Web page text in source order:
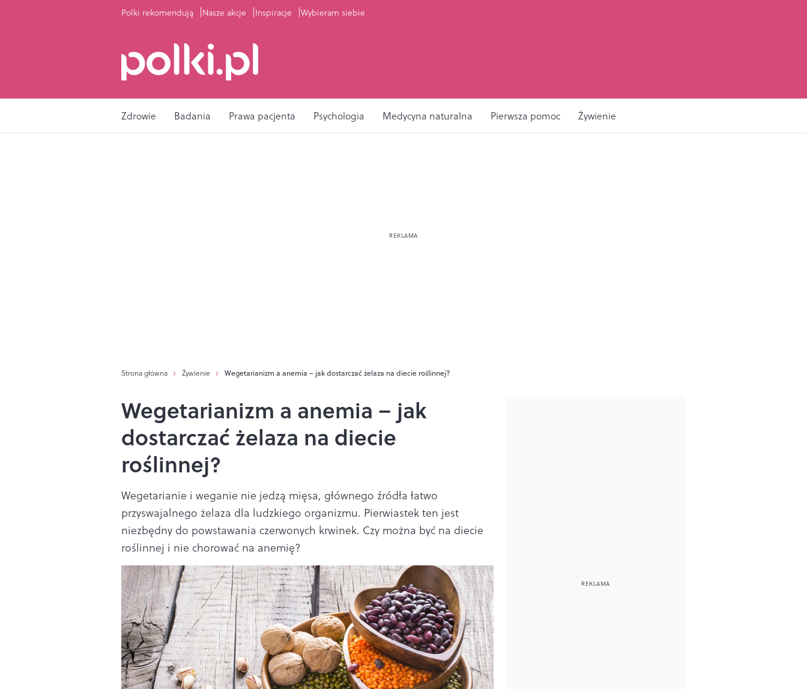
Polki rekomendują Nasze akcje Inspiracje Wybieram siebie
Zdrowie Badania Prawa pacjenta Psychologia Medycyna naturalna Pierwsza pomoc Żywienie
Strona główna Żywienie Wegetarianizm a anemia – jak dostarczać żelaza na diecie roślinnej?
Wegetarianizm a anemia – jak
dostarczać żelaza na diecie
roślinnej?
Wegetarianie i weganie nie jedzą mięsa, głównego źródła łatwo
przyswajalnego żelaza dla ludzkiego organizmu. Pierwiastek ten jest
niezbędny do powstawania czerwonych krwinek. Czy można być na diecie
roślinnej i nie chorować na anemię?